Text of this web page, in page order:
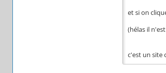
et si on
(hélas il
c'est un site